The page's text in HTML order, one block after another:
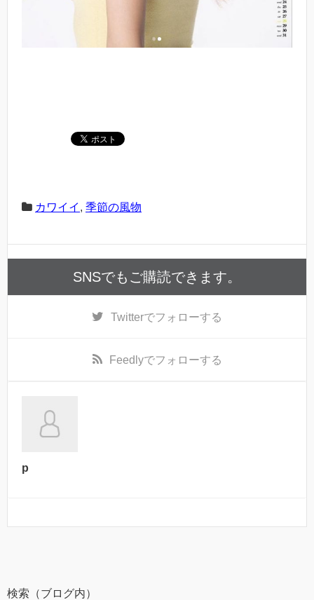
カワイイ , 季節の風物
SNSでもご購読できます。
Twitterでフォローする
Feedlyでフォローする
p
検索（ブログ内）